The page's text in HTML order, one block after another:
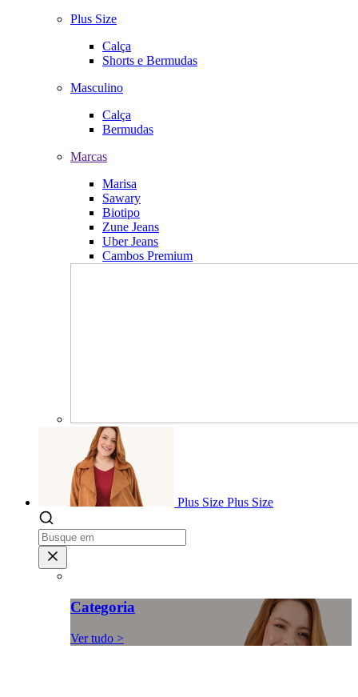
Plus Size
Calça
Shorts e Bermudas
Masculino
Calça
Bermudas
Marcas
Marisa
Sawary
Biotipo
Zune Jeans
Uber Jeans
Cambos Premium
Plus Size Plus Size
Categoria
Ver tudo >